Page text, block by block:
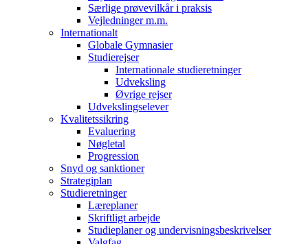
Særlige prøvevilkår i praksis
Vejledninger m.m.
Internationalt
Globale Gymnasier
Studierejser
Internationale studieretninger
Udveksling
Øvrige rejser
Udvekslingselever
Kvalitetssikring
Evaluering
Nøgletal
Progression
Snyd og sanktioner
Strategiplan
Studieretninger
Læreplaner
Skriftligt arbejde
Studieplaner og undervisningsbeskrivelser